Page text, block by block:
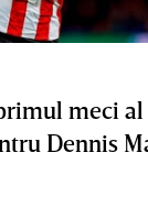
meci
Dennis